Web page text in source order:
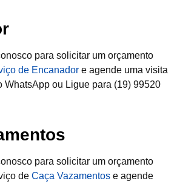
para solicitar um orçamento
de Encanador e agende uma visita
WhatsApp ou Ligue para (19) 99520
para solicitar um orçamento
de Caça Vazamentos e agende